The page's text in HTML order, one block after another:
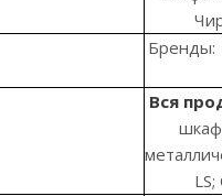
Бренды:
Вся